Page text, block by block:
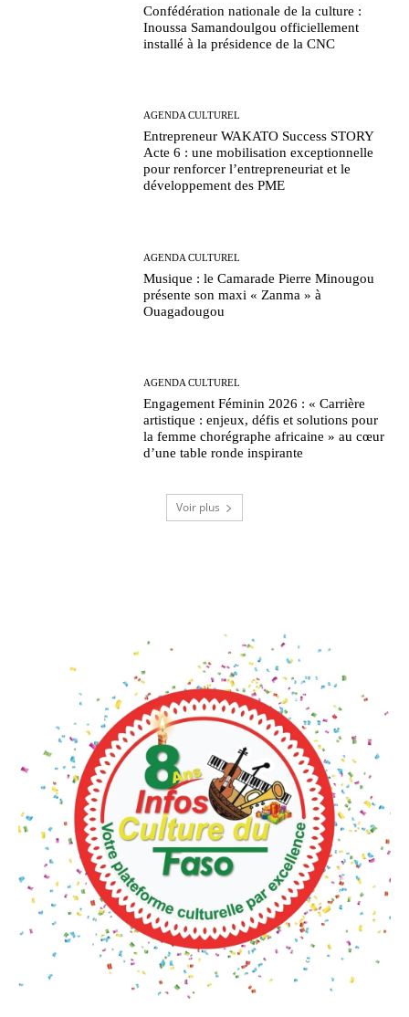
Confédération nationale de la culture :
Inoussa Samandoulgou officiellement
installé à la présidence de la CNC
AGENDA CULTUREL
Entrepreneur WAKATO Success STORY
Acte 6 : une mobilisation exceptionnelle
pour renforcer l’entrepreneuriat et le
développement des PME
AGENDA CULTUREL
Musique : le Camarade Pierre Minougou
présente son maxi « Zanma » à
Ouagadougou
AGENDA CULTUREL
Engagement Féminin 2026 : « Carrière
artistique : enjeux, défis et solutions pour
la femme chorégraphe africaine » au cœur
d’une table ronde inspirante
Voir plus